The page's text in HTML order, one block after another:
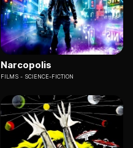
Narcopolis
FILMS SCIENCE-FICTION